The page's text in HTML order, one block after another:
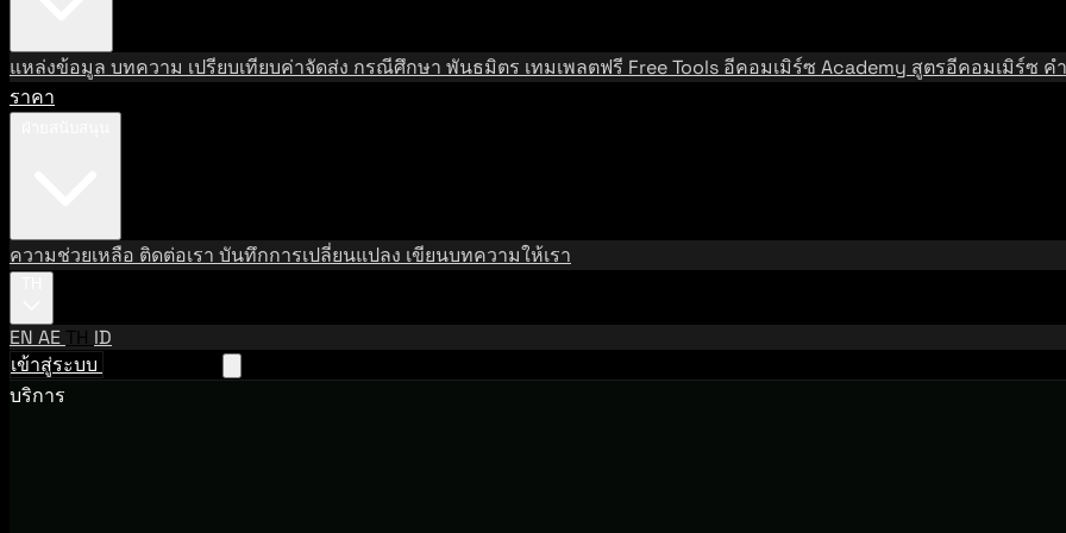
แหล่งข้อมูล บทความ เปรียบเทียบค่าจัดส่ง กรณีศึกษา พันธมิตร เทมเพลตฟรี Free Tools อีคอมเมิร์ซ Academy สูตรอีคอมเมิร์ซ ค
ราคา
ความช่วยเหลือ ติดต่อเรา บันทึกการเปลี่ยนแปลง เขียนบทความให้เรา
EN AE TH ID
เข้าสู่ระบบ
บริการ